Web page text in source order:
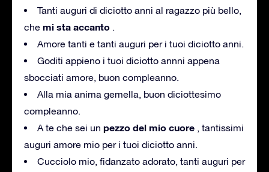
Tanti auguri di diciotto anni al ragazzo più bello,
che mi sta accanto .
Amore tanti e tanti auguri per i tuoi diciotto anni.
Goditi appieno i tuoi diciotto annni appena
sbocciati amore, buon compleanno.
Alla mia anima gemella, buon diciottesimo
compleanno.
A te che sei un pezzo del mio cuore , tantissimi
auguri amore mio per i tuoi diciotto anni.
Cucciolo mio, fidanzato adorato, tanti auguri per